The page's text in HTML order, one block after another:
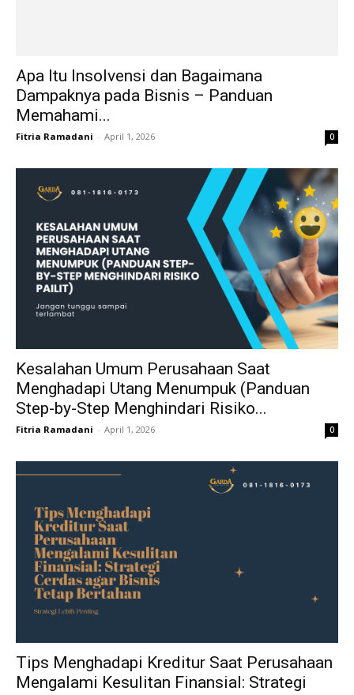
Apa Itu Insolvensi dan Bagaimana
Dampaknya pada Bisnis – Panduan
Memahami...
Fitria Ramadani - April 1, 2026 0
Kesalahan Umum Perusahaan Saat
Menghadapi Utang Menumpuk (Panduan
Step-by-Step Menghindari Risiko...
Fitria Ramadani - April 1, 2026 0
Tips Menghadapi Kreditur Saat Perusahaan
Mengalami Kesulitan Finansial: Strategi